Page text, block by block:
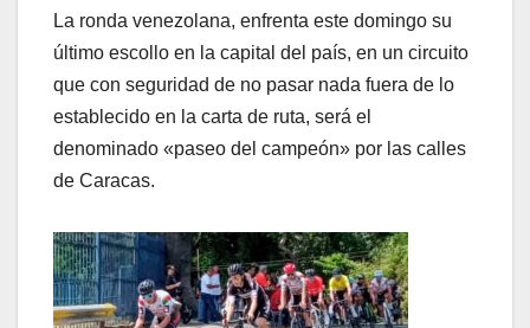
La ronda venezolana, enfrenta este domingo su
último escollo en la capital del país, en un circuito
que con seguridad de no pasar nada fuera de lo
establecido en la carta de ruta, será el
denominado «paseo del campeón» por las calles
de Caracas.